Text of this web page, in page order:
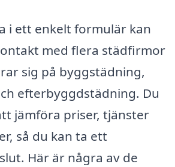
i ett enkelt formulär kan
med flera städfirmor
sig på byggstädning,
efterbyggdstädning. Du
jämföra priser, tjänster
så du kan ta ett
Här är några av de